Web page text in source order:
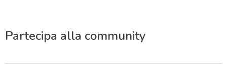
Partecipa alla community